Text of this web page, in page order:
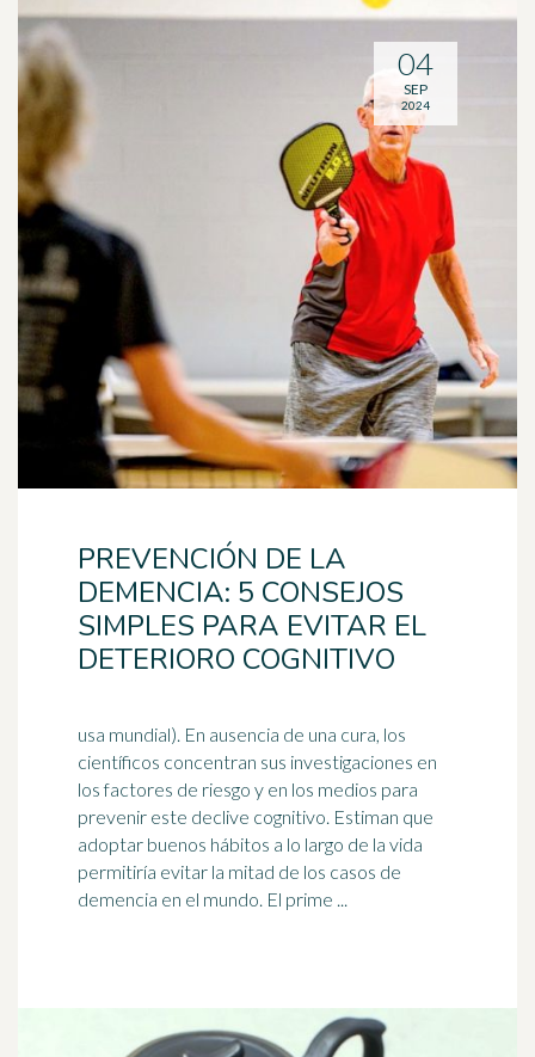
PREVENCIÓN DE LA
DEMENCIA: 5 CONSEJOS
SIMPLES PARA EVITAR EL
DETERIORO COGNITIVO
usa mundial). En ausencia de una cura, los
científicos concentran sus investigaciones en
los factores de riesgo y en los medios para
prevenir este declive cognitivo. Estiman que
adoptar buenos hábitos a lo largo de la vida
permitiría evitar la mitad de los casos de
demencia en el mundo. El prime ...
04
SEP
2024